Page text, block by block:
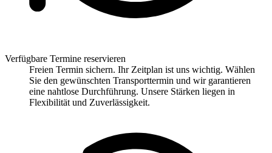
Verfügbare Termine reservieren
Freien Termin sichern. Ihr Zeitplan ist uns wichtig. Wählen
Sie den gewünschten Transporttermin und wir garantieren
eine nahtlose Durchführung. Unsere Stärken liegen in
Flexibilität und Zuverlässigkeit.